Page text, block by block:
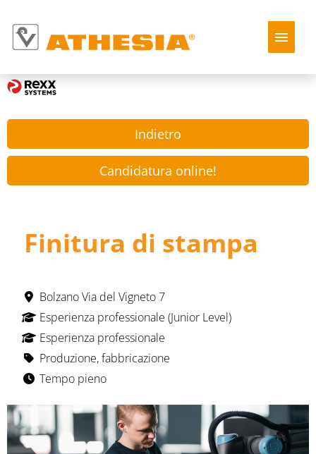
Tedesco
Jobs
Chi siamo
Indietro
Candidatura online!
Finitura di stampa
Bolzano Via del Vigneto 7
Esperienza professionale (Junior Level)
Esperienza professionale
Produzione, fabbricazione
Tempo pieno